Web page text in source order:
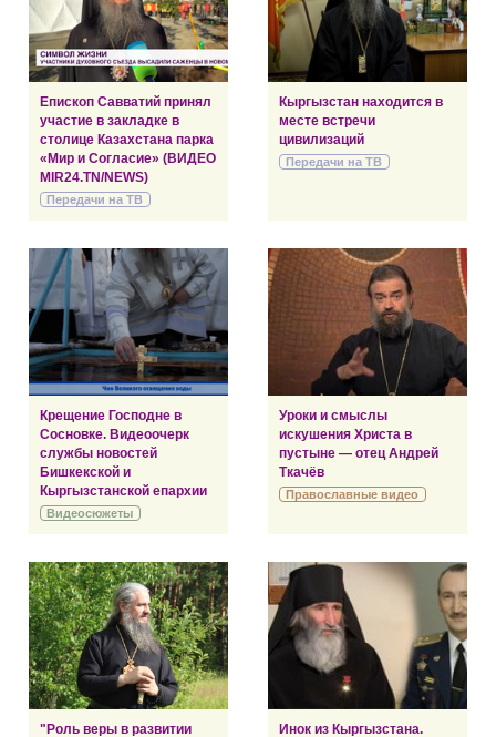
Епископ Савватий принял
участие в закладке в
столице Казахстана парка
«Мир и Согласие» (ВИДЕО
MIR24.TN/NEWS)
Передачи на ТВ
Кыргызстан находится в
месте встречи
цивилизаций
Передачи на ТВ
Крещение Господне в
Сосновке. Видеоочерк
службы новостей
Бишкекской и
Кыргызстанской епархии
Видеосюжеты
Уроки и смыслы
искушения Христа в
пустыне — отец Андрей
Ткачёв
Православные видео
"Роль веры в развитии
Инок из Кыргызстана.